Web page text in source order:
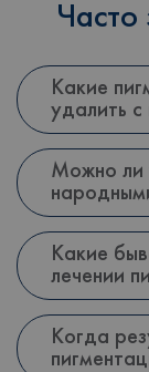
Часто
Какие
удалить
Можно ли
Какие
лечении
Когда